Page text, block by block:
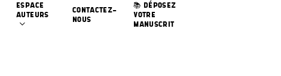
ESPACE
AUTEURS
CONTACTEZ-
NOUS
📚 DÉPOSEZ
VOTRE
MANUSCRIT